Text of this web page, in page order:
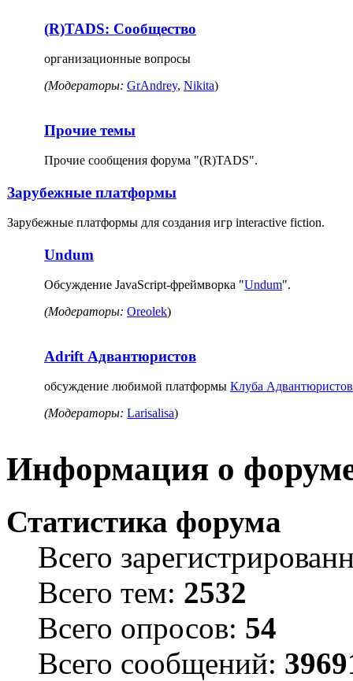
(R)TADS: Сообщество
организационные вопросы
(Модераторы: GrAndrey, Nikita)
Прочие темы
Прочие сообщения форума "(R)TADS".
Зарубежные платформы
Зарубежные платформы для создания игр interactive fiction.
Undum
Обсуждение JavaScript-фреймворка "Undum".
(Модераторы: Oreolek)
Adrift Адвантюристов
обсуждение любимой платформы Клуба Адвантюристов
(Модераторы: Larisalisa)
Информация о
Статистика форума
Всего
Всего тем: 2532
Всего опросов: 54
Всего сообщений: